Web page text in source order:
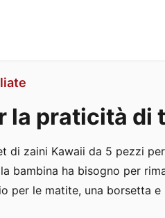
la praticità di
di zaini Kawaii da 5 pezzi
bambina ha bisogno per
per le matite, una borsetta